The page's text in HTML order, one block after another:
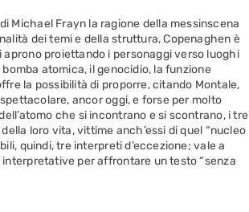
Michael Frayn la ragione della messinscena
dei temi e della struttura, Copenaghen è
proiettando i personaggi verso luoghi
atomica, il genocidio, la funzione
la possibilità di proporre, citando Montale,
ancor oggi, e forse per molto
che si incontrano e si scontrano, i tre
loro vita, vittime anch’essi di quel “nucleo
quindi, tre interpreti d’eccezione; vale a
per affrontare un testo “senza